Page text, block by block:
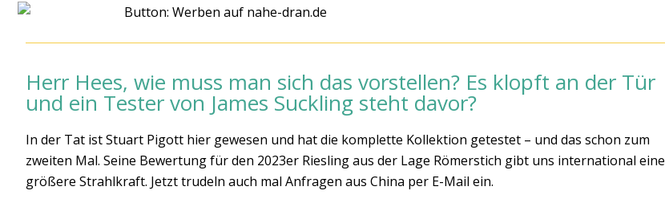
Herr Hees, wie muss man sich das vorstellen? Es klopft an der Tür
und ein Tester von James Suckling steht davor?
In der Tat ist Stuart Pigott hier gewesen und hat die komplette Kollektion getestet – und das schon zum
zweiten Mal. Seine Bewertung für den 2023er Riesling aus der Lage Römerstich gibt uns international eine
größere Strahlkraft. Jetzt trudeln auch mal Anfragen aus China per E-Mail ein.